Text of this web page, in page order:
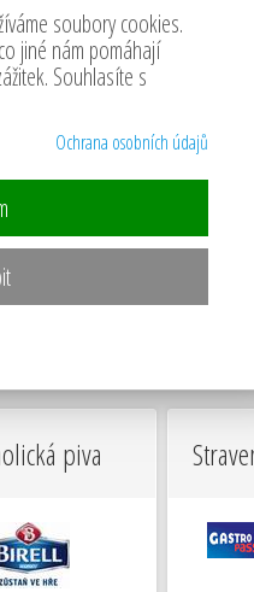
piva
soubory cookies.
jiné nám pomáhají
Souhlasíte s
Ochrana osobních údajů